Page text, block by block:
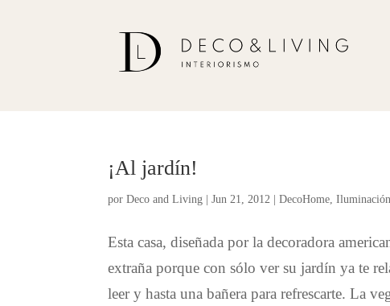
¡Al jardín!
porDeco and Living |Jun 21, 2012 |DecoHome ,
Esta casa, diseñada por la decoradora
extraña porque con sólo ver su jardín ya te
leer y hasta una bañera para refrescarte. La